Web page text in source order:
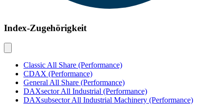
Index-Zugehörigkeit
Classic All Share (Performance)
CDAX (Performance)
General All Share (Performance)
DAXsector All Industrial (Performance)
DAXsubsector All Industrial Machinery (Performance)